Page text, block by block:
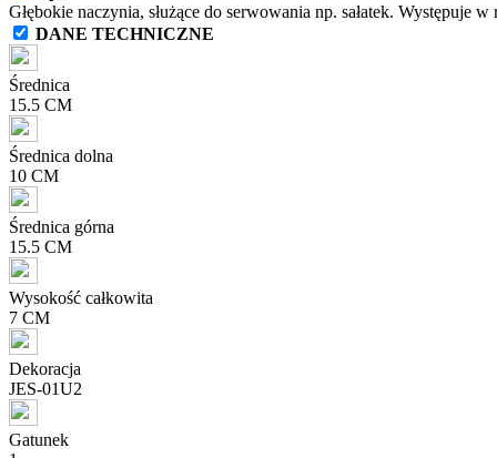
Głębokie naczynia, służące do serwowania np. sałatek. Występuje
DANE TECHNICZNE
Średnica
15.5 CM
Średnica dolna
10 CM
Średnica górna
15.5 CM
Wysokość całkowita
7 CM
Dekoracja
JES-01U2
Gatunek